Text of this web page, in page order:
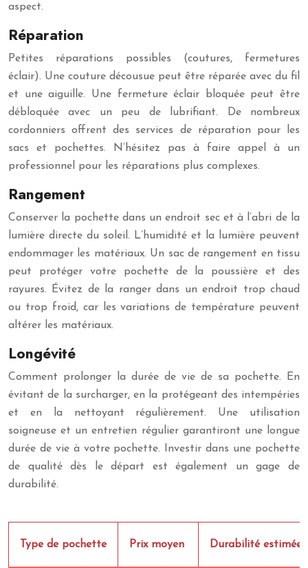
aspect.
Réparation
Petites réparations possibles (coutures, fermetures
éclair). Une couture décousue peut être réparée avec du fil
et une aiguille. Une fermeture éclair bloquée peut être
débloquée avec un peu de lubrifiant. De nombreux
cordonniers offrent des services de réparation pour les
sacs et pochettes. N’hésitez pas à faire appel à un
professionnel pour les réparations plus complexes.
Rangement
Conserver la pochette dans un endroit sec et à l’abri de la
lumière directe du soleil. L’humidité et la lumière peuvent
endommager les matériaux. Un sac de rangement en tissu
peut protéger votre pochette de la poussière et des
rayures. Évitez de la ranger dans un endroit trop chaud
ou trop froid, car les variations de température peuvent
altérer les matériaux.
Longévité
Comment prolonger la durée de vie de sa pochette. En
évitant de la surcharger, en la protégeant des intempéries
et en la nettoyant régulièrement. Une utilisation
soigneuse et un entretien régulier garantiront une longue
durée de vie à votre pochette. Investir dans une pochette
de qualité dès le départ est également un gage de
durabilité.
Type de pochette Prix moyen Durabilité estimée